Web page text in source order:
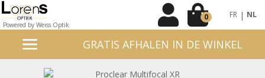
Powered by Weiss Optik
0 FR | NL
GRATIS AFHALEN IN DE WINKEL